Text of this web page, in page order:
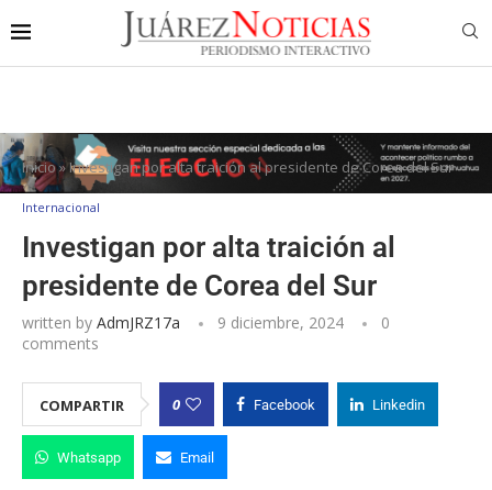
Inicio»Investigan por alta traición al presidente de Corea del Sur
Internacional
Investigan por alta traición al
presidente de Corea del Sur
written by AdmJRZ17a 9 diciembre, 2024
0
comments
COMPARTIR 0 Facebook Linkedin
Whatsapp Email